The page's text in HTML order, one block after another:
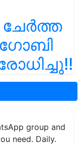
ഗോബി
group and
need. Daily.